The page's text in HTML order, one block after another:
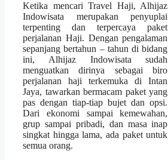
Ketika mencari Travel Haji, Alhijaz
Indowisata merupakan penyuplai
terpenting dan terpercaya paket
perjalanan Haji. Dengan pengalaman
sepanjang bertahun – tahun di bidang
ini, Alhijaz Indowisata sudah
menguatkan dirinya sebagai biro
perjalanan haji terkemuka di Intan
Jaya, tawarkan bermacam paket yang
pas dengan tiap-tiap bujet dan opsi.
Dari ekonomi sampai kemewahan,
grup sampai pribadi, dan masa inap
singkat hingga lama, ada paket untuk
semua orang.